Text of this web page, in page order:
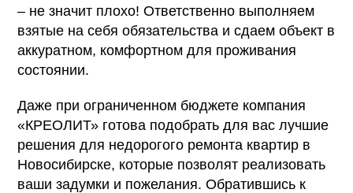
– не значит плохо! Ответственно выполняем
взятые на себя обязательства и сдаем объект в
аккуратном, комфортном для проживания
состоянии.
Даже при ограниченном бюджете компания
«КРЕОЛИТ» готова подобрать для вас лучшие
решения для недорогого ремонта квартир в
Новосибирске, которые позволят реализовать
ваши задумки и пожелания. Обратившись к